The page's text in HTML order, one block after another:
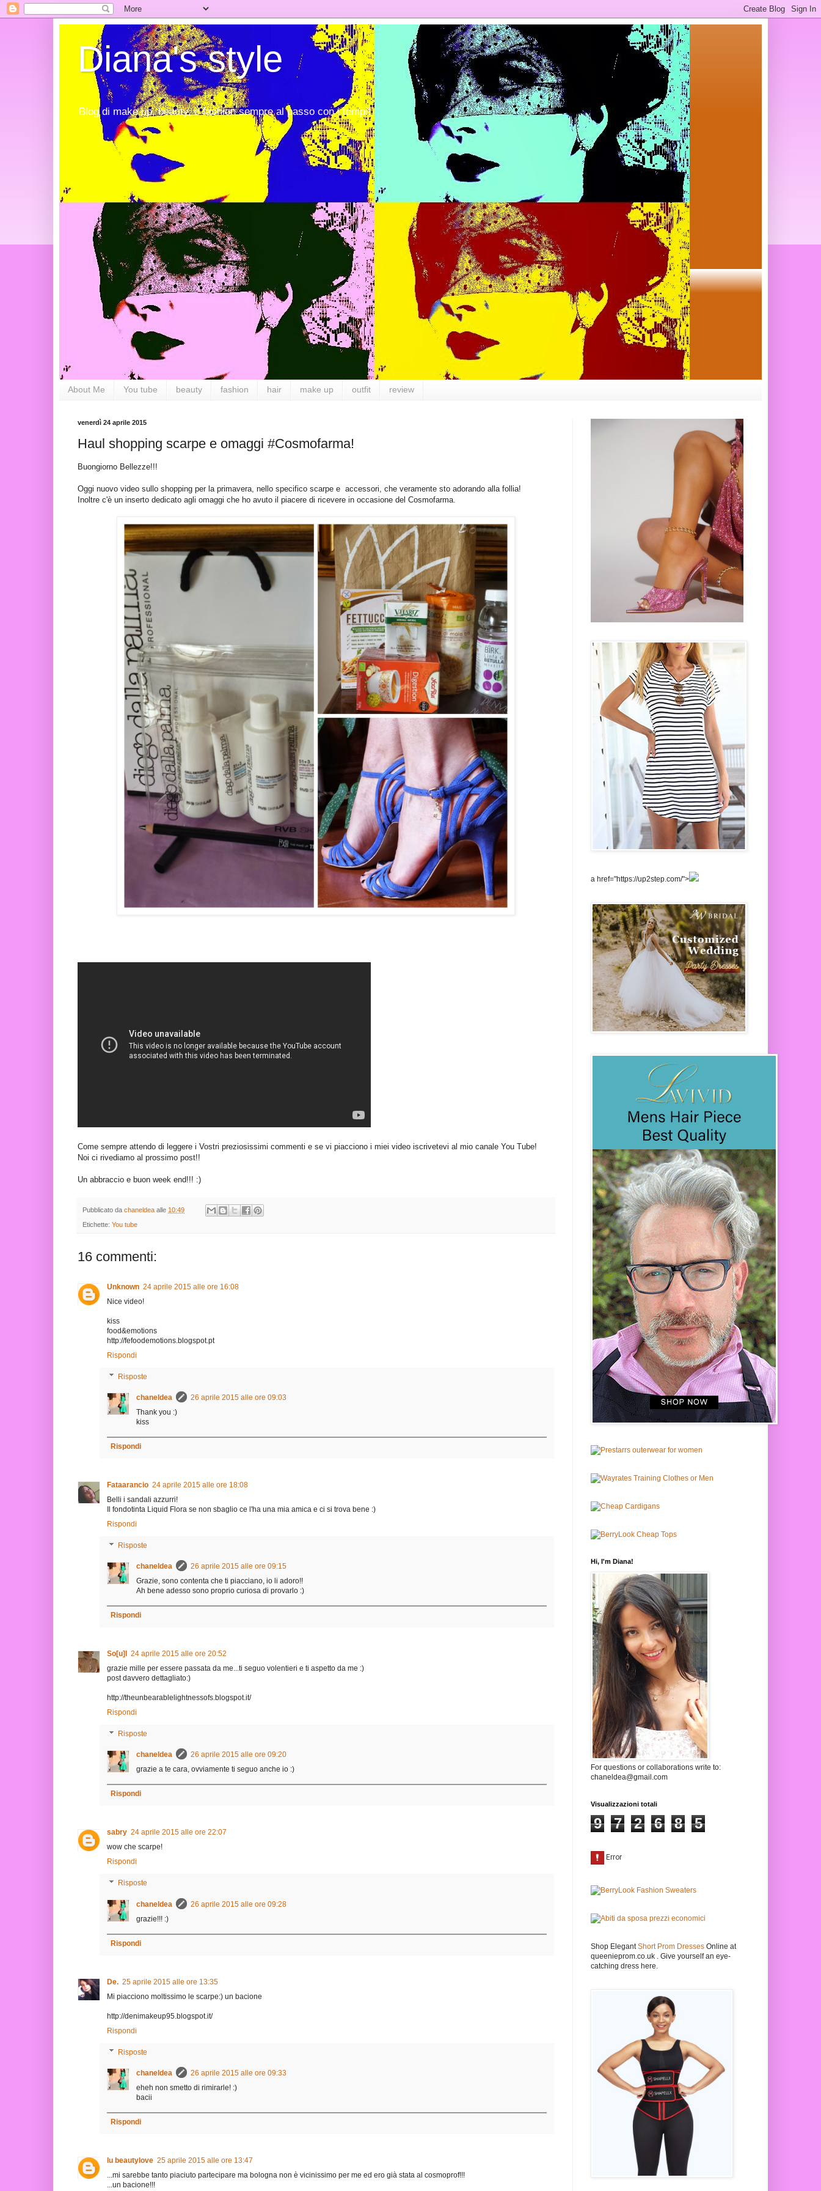
Diana's style
Blog di make up, beauty, e fashion sempre al passo con i tempi!
About Me You tube beauty fashion hair make up outfit review
venerdì 24 aprile 2015
Haul shopping scarpe e omaggi #Cosmofarma!
Buongiorno Bellezze!!!
Oggi nuovo video sullo shopping per la primavera, nello specifico scarpe e accessori, che veramente sto adorando alla follia!
Inoltre c'è un inserto dedicato agli omaggi che ho avuto il piacere di ricevere in occasione del Cosmofarma.
Come sempre attendo di leggere i Vostri preziosissimi commenti e se vi piacciono i miei video iscrivetevi al mio canale You Tube!
Noi ci rivediamo al prossimo post!!
Un abbraccio e buon week end!!! :)
Pubblicato da chaneldea alle 10:49
Etichette: You tube
16 commenti:
Unknown 24 aprile 2015 alle ore 16:08
Nice video!
kiss
food&emotions
http://fefoodemotions.blogspot.pt
Rispondi
Risposte
chaneldea
26 aprile 2015 alle ore 09:03
Thank you :)
kiss
Rispondi
Fataarancio 24 aprile 2015 alle ore 18:08
Belli i sandali azzurri!
Il fondotinta Liquid Flora se non sbaglio ce l'ha una mia amica e ci si trova bene :)
Rispondi
Risposte
chaneldea
26 aprile 2015 alle ore 09:15
Grazie, sono contenta che ti piacciano, io li adoro!!
Ah bene adesso sono proprio curiosa di provarlo :)
Rispondi
So[u]l
24 aprile 2015 alle ore 20:52
grazie mille per essere passata da me...ti seguo volentieri e ti aspetto da me :)
post davvero dettagliato:)
http://theunbearablelightnessofs.blogspot.it/
Rispondi
Risposte
chaneldea
26 aprile 2015 alle ore 09:20
grazie a te cara, ovviamente ti seguo anche io :)
Rispondi
sabry 24 aprile 2015 alle ore 22:07
wow che scarpe!
Rispondi
Risposte
chaneldea
26 aprile 2015 alle ore 09:28
grazie!!! :)
Rispondi
De. 25 aprile 2015 alle ore 13:35
Mi piacciono moltissimo le scarpe:) un bacione
http://denimakeup95.blogspot.it/
Rispondi
Risposte
chaneldea
26 aprile 2015 alle ore 09:33
eheh non smetto di rimirarle! :)
bacii
Rispondi
lu beautylove 25 aprile 2015 alle ore 13:47
...mi sarebbe tanto piaciuto partecipare ma bologna non è vicinissimo per me ed ero già stata al cosmoprof!!!
...un bacione!!!
a href="https://up2step.com/">
Hi, I'm Diana!
For questions or collaborations write to:
chaneldea@gmail.com
Visualizzazioni totali
9 7 2 6 8 5
Shop ElegantShort Prom Dresses Online at
queenieprom.co.uk . Give yourself an eye-
catching dress here.